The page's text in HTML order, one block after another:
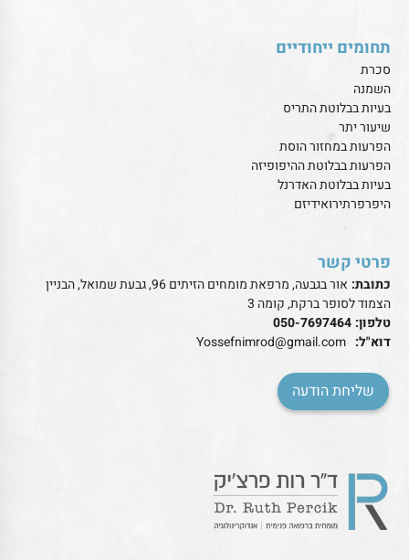
תחומים ייחודיים
סכרת
השמנה
בעיות בבלוטת התריס
שיעור יתר
הפרעות במחזור הוסת
הפרעות בבלוטת ההיפופיזה
בעיות בבלוטת האדרנל
היפרפרתירואידיזם
פרטי קשר
כתובת:
אור בגבעה, מרפאת מומחים הזיתים 96, גבעת שמואל, הבניין
הצמוד לסופר ברקת, קומה 3
טלפון: 050-7697464
דוא"ל: Yossefnimrod@gmail.com
שליחת הודעה